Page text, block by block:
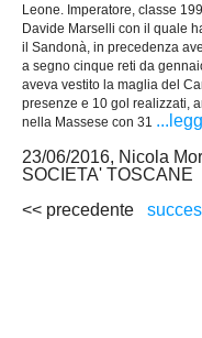
Leone. Imperatore, classe
Davide Marselli con il quale
il Sandonà, in precedenza
a segno cinque reti da
aveva vestito la maglia del
presenze e 10 gol realizzati,
nella Massese con 31
23/06/2016, Nicola
SOCIETA' TOSCANE
<< precedente